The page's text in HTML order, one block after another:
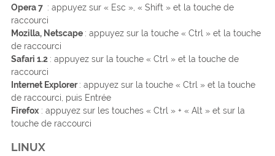
Opera 7 : appuyez sur « Esc », « Shift » et la touche de
raccourci
Mozilla, Netscape : appuyez sur la touche « Ctrl » et la touche
de raccourci
Safari 1.2 : appuyez sur la touche « Ctrl » et la touche de
raccourci
Internet Explorer: appuyez sur la touche « Ctrl » et la touche
de raccourci, puis Entrée
Firefox: appuyez sur les touches « Ctrl » + « Alt » et sur la
touche de raccourci
LINUX